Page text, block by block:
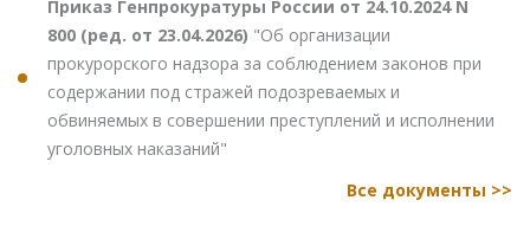
Приказ Генпрокуратуры России от 24.10.2024 N
800 (ред. от 23.04.2026) "Об организации
прокурорского надзора за соблюдением законов при
содержании под стражей подозреваемых и
обвиняемых в совершении преступлений и исполнении
уголовных наказаний"
Все документы >>